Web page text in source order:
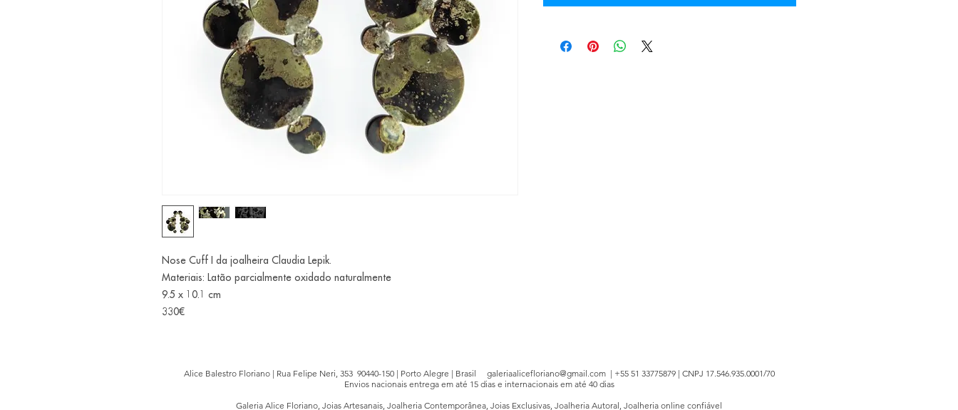
Nose Cuff I da joalheira Claudia Lepik.
Materiais: Latão parcialmente oxidado naturalmente
9.5 x 10.1 cm
330€
Alice Balestro Floriano | Rua Felipe Neri, 353 90440-150 | Porto Alegre | Brasil galeriaalicefloriano@gmail.com| +55 51 33775879 | CNPJ 17.546.935.0001/70
Envios nacionais entrega em até 15 dias e internacionais em até 40 dias
Galeria Alice Floriano, Joias Artesanais, Joalheria Contemporânea, Joias Exclusivas, Joalheria Autoral, Joalheria online confiável